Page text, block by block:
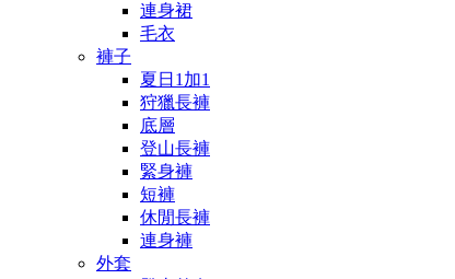
連身裙
毛衣
褲子
夏日1加1
狩獵長褲
底層
登山長褲
緊身褲
短褲
休閒長褲
連身褲
外套